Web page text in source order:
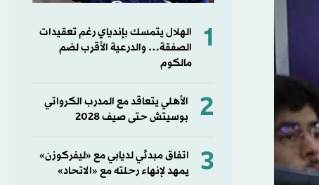
1
الهلال يتمسك بإندياي رغم تعقيدات
الصفقة… والدرعية الأقرب لضم
مالكوم
2
الأهلي يتعاقد مع المدرب الكرواتي
بوسيتش حتى صيف 2028
3
اتفاق مبدئي لديابي مع «ليفركوزن»
يمهد لإنهاء رحلته مع «الاتحاد»